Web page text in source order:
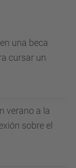
una beca
cursar un
verano a la
sobre el